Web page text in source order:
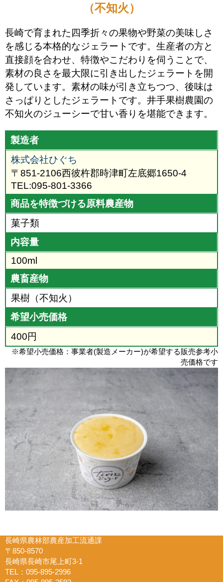
（不知火）
長崎で育まれた四季折々の果物や野菜の美味しさ
を感じる本格的なジェラートです。生産者の方と
直接顔を合わせ、特徴やこだわりを伺うことで、
素材の良さを最大限に引き出したジェラートを開
発しています。素材の味が引き立ちつつ、後味は
さっぱりとしたジェラートです。井手果樹農園の
不知火のジューシーで甘い香りを堪能できます。
製造者
株式会社ひぐち
〒851-2106西彼杵郡時津町左底郷1650-4
TEL:095-801-3366
商品を特徴づける原料農産物
菓子類
内容量
100ml
農畜産物
果樹（不知火）
希望小売価格
400円
※希望小売価格：事業者(製造メーカー)が希望する販売参考小
売価格です
長崎県農林部農産加工流通課
〒850-8570
長崎県長崎市尾上町3-1
TEL：095-895-2996